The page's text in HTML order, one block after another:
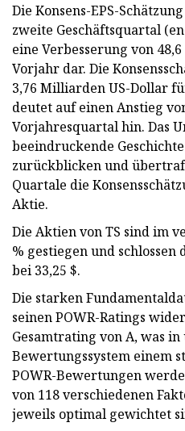
Die Konsens-EPS-
zweite Geschäftsquartal
eine Verbesserung von
Vorjahr dar. Die
3,76 Milliarden US-Dollar
deutet auf einen Anstieg
Vorjahresquartal hin. Das
beeindruckende
zurückblicken und
Quartale die
Aktie.
Die Aktien von TS sind im
% gestiegen und
bei 33,25 $.
Die starken
seinen POWR-Ratings
Gesamtrating von A, was
Bewertungssystem einem
POWR-Bewertungen
von 118 verschiedenen
jeweils optimal gewichtet